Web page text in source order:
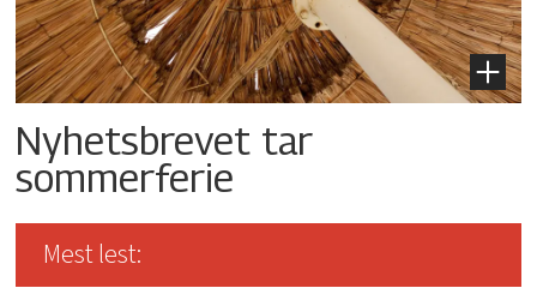
Nyhetsbrevet tar
sommerferie
Mest lest: